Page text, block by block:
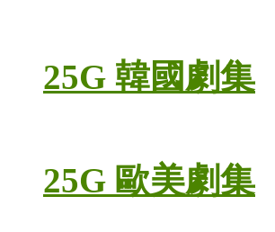
25G 韓國劇集
25G 歐美劇集